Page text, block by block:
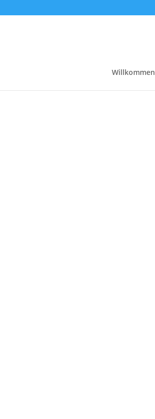
Willkommen